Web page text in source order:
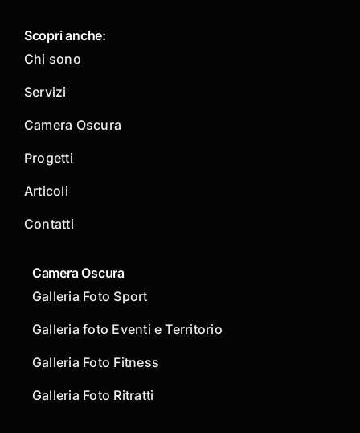
Scopri anche:
Chi sono
Servizi
Camera Oscura
Progetti
Articoli
Contatti
Camera Oscura
Galleria Foto Sport
Galleria foto Eventi e Territorio
Galleria Foto Fitness
Galleria Foto Ritratti